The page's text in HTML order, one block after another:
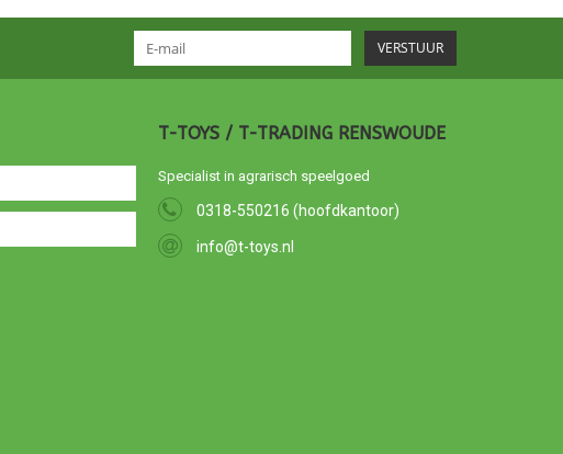
VERSTUUR
T-TOYS / T-TRADING RENSWOUDE
Specialist in agrarisch speelgoed
0318-550216 (hoofdkantoor)
info@t-toys.nl